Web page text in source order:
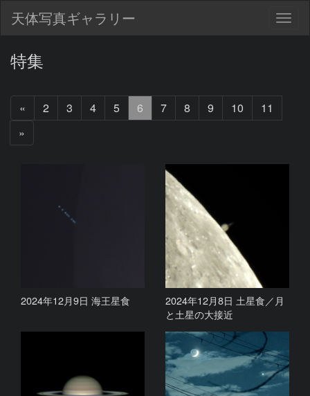
天体写真ギャラリー
特集
«
へ
2 3 4 5 6 7 8 9 10
11
»
へ
2024年12月9日 海王星食
2024年12月8日 土星食／月
と土星の大接近